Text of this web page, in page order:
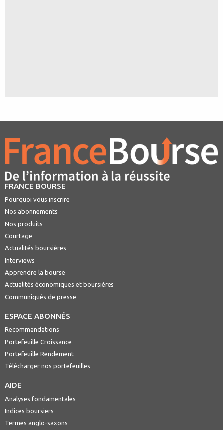
FRANCE BOURSE
Pourquoi vous inscrire
Nos abonnements
Nos produits
Courtage
Actualités boursières
Interviews
Apprendre la bourse
Actualités économiques et boursières
Communiqués de presse
ESPACE ABONNÉS
Recommandations
Portefeuille Croissance
Portefeuille Rendement
Télécharger nos portefeuilles
AIDE
Analyses fondamentales
Indices boursiers
Termes anglo-saxons